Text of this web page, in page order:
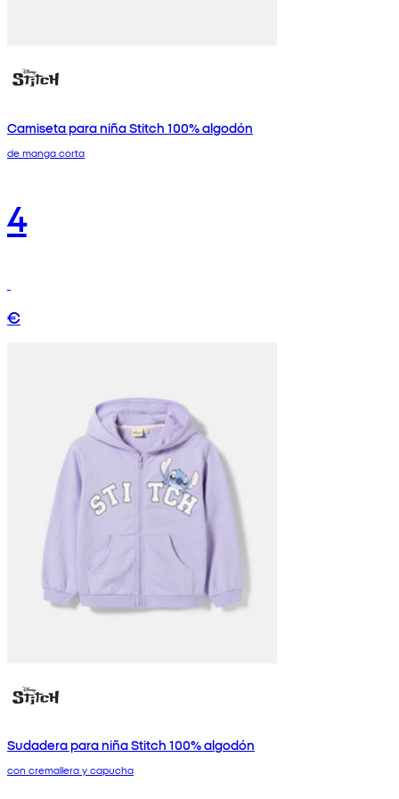
Camiseta para niña Stitch 100% algodón
de manga corta
4
€
Sudadera para niña Stitch 100% algodón
con cremallera y capucha